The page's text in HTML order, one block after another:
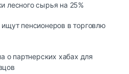
лесного сырья на 25%
пенсионеров в торговлю
о партнерских хабах для